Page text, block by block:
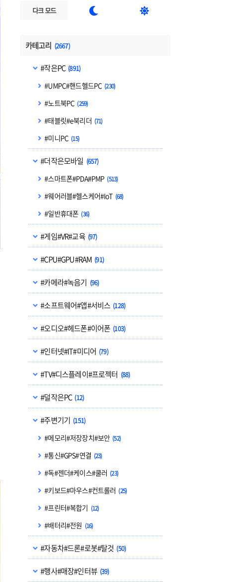
다크 모드  
카테고리 (2667)
#작은PC (891)
#UMPC#핸드헬드PC (230)
#노트북PC (259)
#태블릿#e북리더 (71)
#미니PC (15)
#더작은모바일 (657)
#스마트폰#PDA#PMP (513)
#웨어러블#헬스케어#IoT (68)
#일반휴대폰 (36)
#게임#VR#교육 (97)
#CPU#GPU#RAM (91)
#카메라#녹음기 (96)
#소프트웨어#앱#서비스 (128)
#오디오#헤드폰#이어폰 (103)
#인터넷#IT#미디어 (79)
#TV#디스플레이#프로젝터 (88)
#덜작은PC (12)
#주변기기 (151)
#메모리#저장장치#보안 (52)
#통신#GPS#연결 (23)
#독#젠더#케이스#쿨러 (23)
#키보드#마우스#컨트롤러 (25)
#프린터#복합기 (12)
#배터리#전원 (16)
#자동차#드론#로봇#탈것 (50)
#행사#매장#인터뷰 (39)